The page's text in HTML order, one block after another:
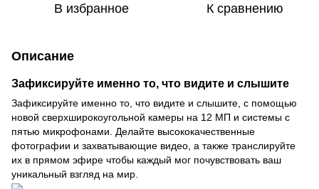
В избранное К сравнению
Описание
Зафиксируйте именно то, что видите и слышите
Зафиксируйте именно то, что видите и слышите, с помощью
новой сверхширокоугольной камеры на 12 МП и системы с
пятью микрофонами. Делайте высококачественные
фотографии и захватывающие видео, а также транслируйте
их в прямом эфире чтобы каждый мог почувствовать ваш
уникальный взгляд на мир.